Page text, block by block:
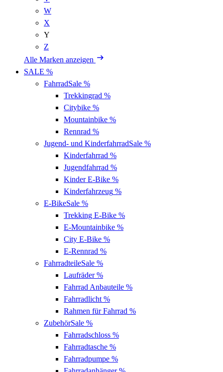
W
X
Y
Z
Alle Marken anzeigen
SALE %
FahrradSale %
Trekkingrad %
Citybike %
Mountainbike %
Rennrad %
Jugend- und KinderfahrradSale %
Kinderfahrrad %
Jugendfahrrad %
Kinder E-Bike %
Kinderfahrzeug %
E-BikeSale %
Trekking E-Bike %
E-Mountainbike %
City E-Bike %
E-Rennrad %
FahrradteileSale %
Laufräder%
Fahrrad Anbauteile %
Fahrradlicht %
Rahmen für Fahrrad %
ZubehörSale %
Fahrradschloss %
Fahrradtasche %
Fahrradpumpe %